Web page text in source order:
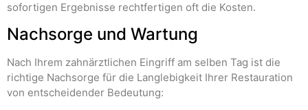
sofortigen Ergebnisse rechtfertigen oft die Kosten.
Nachsorge und Wartung
Nach Ihrem zahnärztlichen Eingriff am selben Tag ist die
richtige Nachsorge für die Langlebigkeit Ihrer Restauration
von entscheidender Bedeutung: